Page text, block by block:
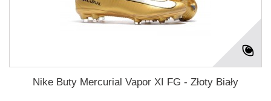
Nike Buty Mercurial Vapor XI FG - Złoty Biały